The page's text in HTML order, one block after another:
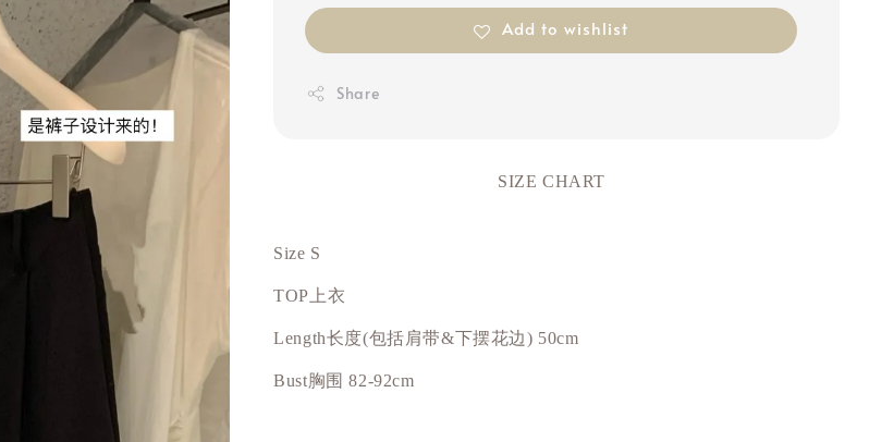
Add to wishlist
Share
SIZE CHART
Size S
TOP上衣
Length长度(包括肩带&下摆花边) 50cm
Bust胸围 82-92cm